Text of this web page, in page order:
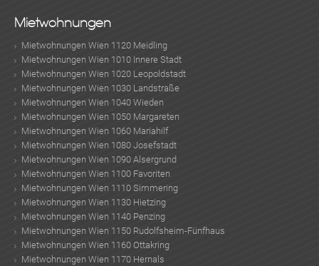
Mietwohnungen
Mietwohnungen Wien 1120 Meidling
Mietwohnungen Wien 1010 Innere Stadt
Mietwohnungen Wien 1020 Leopoldstadt
Mietwohnungen Wien 1030 Landstraße
Mietwohnungen Wien 1040 Wieden
Mietwohnungen Wien 1050 Margareten
Mietwohnungen Wien 1060 Mariahilf
Mietwohnungen Wien 1080 Josefstadt
Mietwohnungen Wien 1090 Alsergrund
Mietwohnungen Wien 1100 Favoriten
Mietwohnungen Wien 1110 Simmering
Mietwohnungen Wien 1130 Hietzing
Mietwohnungen Wien 1140 Penzing
Mietwohnungen Wien 1150 Rudolfsheim-Fünfhaus
Mietwohnungen Wien 1160 Ottakring
Mietwohnungen Wien 1170 Hernals